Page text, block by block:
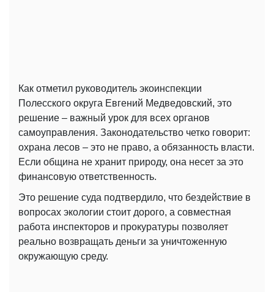
Как отметил руководитель экоинспекции
Полесского округа Евгений Медведовский, это
решение – важный урок для всех органов
самоуправления. Законодательство четко говорит:
охрана лесов – это не право, а обязанность власти.
Если община не хранит природу, она несет за это
финансовую ответственность.
Это решение суда подтвердило, что бездействие в
вопросах экологии стоит дорого, а совместная
работа инспекторов и прокуратуры позволяет
реально возвращать деньги за уничтоженную
окружающую среду.